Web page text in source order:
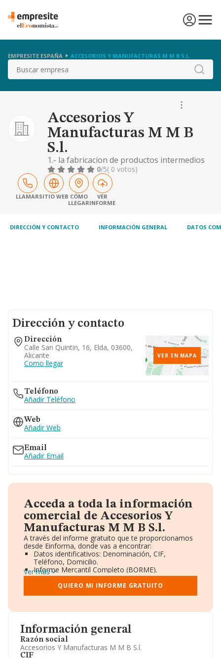
EMPRESITE ESPAÑA ACCESORIOS Y MANUFACTURAS M M B S.L.
Buscar
Accesorios Y
Manufacturas M M B
S.l.
1.- la fabricacion de productos intermedios
para la fabricacion de calzado y servicios de
acabado, incluso su comercializacion y venta.
2.- el comercio al por mayor de curtidos,
cueros y articulos para el calzado y marro
0/5( 0 votos)
LLAMARSITIO WEB CÓMO
LLEGAR
VER
INFORME
DIRECCIÓN Y CONTACTO INFORMACIÓN GENERAL DATOS
Información general
Razón social
Accesorios Y Manufacturas M M B S.l.
CIF
Dirección y contacto
Dirección
Calle San Quintin, 16, Elda, 03600,
Alicante
Como llegar
VER EN MAPA
Teléfono
Añadir Teléfono
Web
Añadir Web
Email
Añadir Email
Acceda a toda la información
comercial de Accesorios Y
Manufacturas M M B S.l.
A través del informe gratuito que te proporcionamos
desde Einforma, donde vas a encontrar:
Datos identificativos: Denominación, CIF,
Teléfono, Domicilio.
Informe Mercantil Completo (BORME).
Gráficos de Evolución Ventas y Empleados.
Consejo de Administración y Administradores.
Directivos y Ejecutivos.
Información oficial y registral complementaria.
Ver más
QUIERO MI INFORME GRATUITO